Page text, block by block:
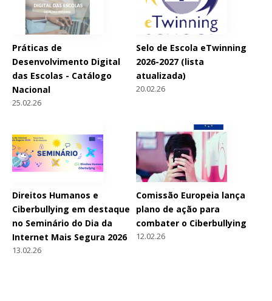
Práticas de
Desenvolvimento Digital
das Escolas - Catálogo
Nacional
25.02.26
Selo de Escola eTwinning
2026-2027 (lista
atualizada)
20.02.26
Direitos Humanos e
Ciberbullying em destaque
no Seminário do Dia da
Internet Mais Segura 2026
13.02.26
Comissão Europeia lança
plano de ação para
combater o Ciberbullying
12.02.26